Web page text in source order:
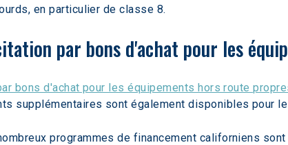
en particulier de classe 8.
par bons d'achat pour les
bons d'achat pour les équipements hors route
supplémentaires sont également disponibles pour
programmes de financement californiens